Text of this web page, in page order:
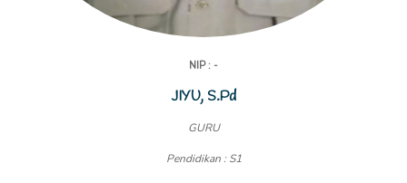
NIP : -
JIYU, S.Pd
GURU
Pendidikan : S1